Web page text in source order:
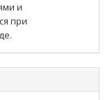
и
при